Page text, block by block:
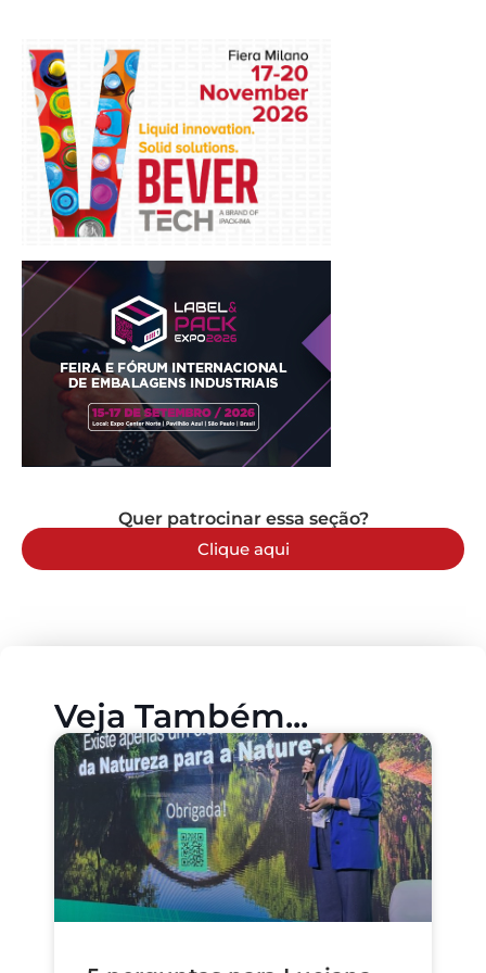
Quer patrocinar essa seção?
Clique aqui
Veja Também...